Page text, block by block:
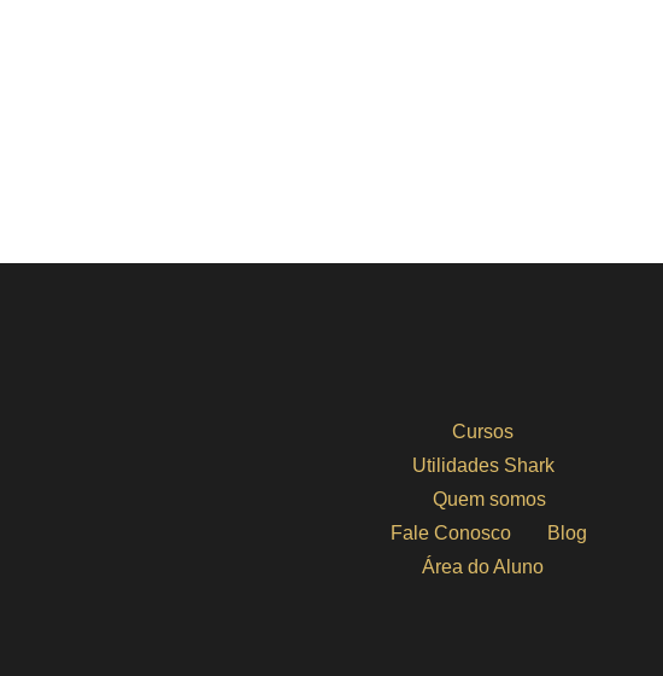
Cursos
Utilidades Shark
Quem somos
Fale Conosco
Blog
Área do Aluno